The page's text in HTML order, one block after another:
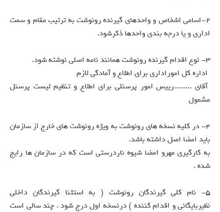
2-اسامی اشخاص و واحدهای گیرنده رونوشت به ترتیب مقام و سمت
اداری و یا درجه بندی واحدها ذکرشود.
3- نوع اقدام گیرنده رونوشت همانند نامه اصلی نوشته شود.
*اداره کل اموراداری برای اطلاع و آمادگی لازم
*آقای .........رییس امور پرسنلی برای اطلاع و تنظیم لیست پرسنل
مشمول
4- در کلیه نسخه های رونوشت به ویژه رونوشت های خارج از سازمان
باید امضا اصل داشته باشد.
به کارگیری مهرو امضا شیوه ناردرستی است که در سازمان ها رایج
شده .
5- نام کلی گیرندگان رونوشت ( به استثنا گیرندگان داخلی
نظیربایگانی و اقدام کننده ) درنسخه اول درج شود . چند سالی است